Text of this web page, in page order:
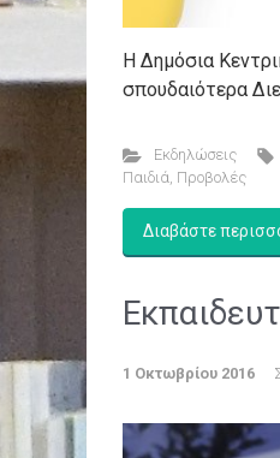
Η Δημόσια
σπουδαιότερα
Εκδηλώσεις
Παιδιά, Προβολές
Διαβάστε
1 Οκτωβρίου 2016